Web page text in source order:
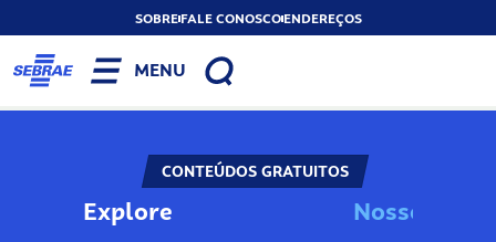
SOBREFALE CONOSCOENDEREÇOS
MENU
CONTEÚDOS GRATUITOS
Explore Nosso